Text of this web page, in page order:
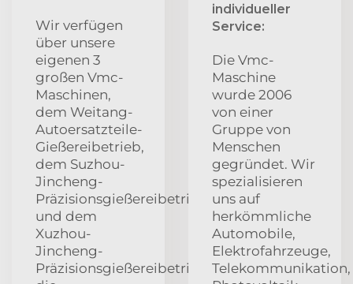
Wir verfügen
über unsere
eigenen 3
großen Vmc-
Maschinen,
dem Weitang-
Autoersatzteile-
Gießereibetrieb,
dem Suzhou-
Jincheng-
Präzisionsgießereibetrieb
und dem
Xuzhou-
Jincheng-
Präzisionsgießereibetrieb;
individueller
Service:
Die Vmc-
Maschine
wurde 2006
von einer
Gruppe von
Menschen
gegründet. Wir
spezialisieren
uns auf
herkömmliche
Automobile,
Elektrofahrzeuge,
Telekommunikation,